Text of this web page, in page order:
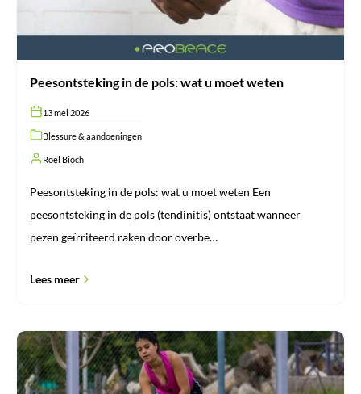
Peesontsteking in de pols: wat u moet weten
13 mei 2026
Blessure & aandoeningen
Roel Bioch
Peesontsteking in de pols: wat u moet weten Een
peesontsteking in de pols (tendinitis) ontstaat wanneer
pezen geïrriteerd raken door overbe…
Lees meer
Hockeyblessures:
de
7
meest